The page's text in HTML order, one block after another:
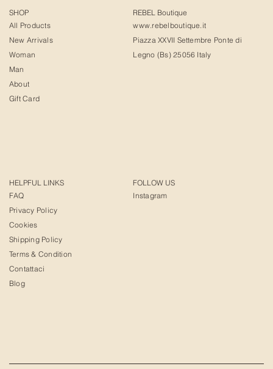
SHOP
All Products
New Arrivals
Woman
Man
About
Gift Card
REBEL Boutique
www.rebelboutique.it
Piazza XXVII Settembre Ponte di
Legno (Bs) 25056 Italy
HELPFUL LINKS
FAQ
Privacy Policy
Cookies
Shipping Policy
Terms & Condition
Contattaci
Blog
FOLLOW US
Instagram